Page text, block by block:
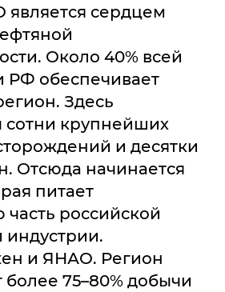
сердцем
Около 40% всей
РФ обеспечивает
Здесь
крупнейших
и десятки
Отсюда начинается
питает
российской
индустрии.
и ЯНАО. Регион
более 75–80% добычи